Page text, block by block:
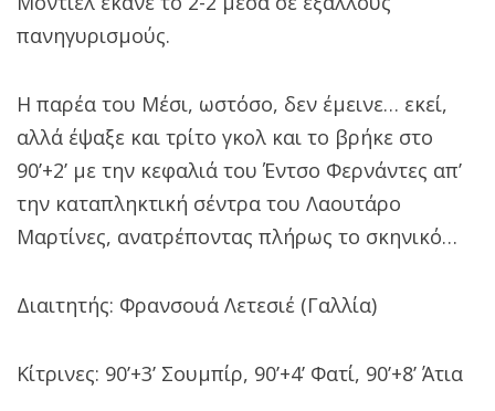
πανηγυρισμούς.
Η παρέα του Μέσι, ωστόσο, δεν έμεινε… εκεί,
αλλά έψαξε και τρίτο γκολ και το βρήκε στο
90’+2’ με την κεφαλιά του Έντσο Φερνάντες απ’
την καταπληκτική σέντρα του Λαουτάρο
Μαρτίνες, ανατρέποντας πλήρως το σκηνικό…
Διαιτητής: Φρανσουά Λετεσιέ (Γαλλία)
Κίτρινες: 90’+3’ Σουμπίρ, 90’+4’ Φατί, 90’+8’ Άτια